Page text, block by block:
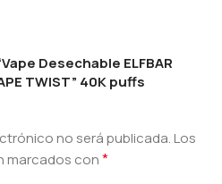
Desechable ELFBAR
TWIST” 40K puffs
no será publicada.Los
marcados con*